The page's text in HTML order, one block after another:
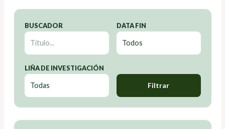
BUSCADOR DATA FIN
LIÑA DE INVESTIGACIÓN
Filtrar